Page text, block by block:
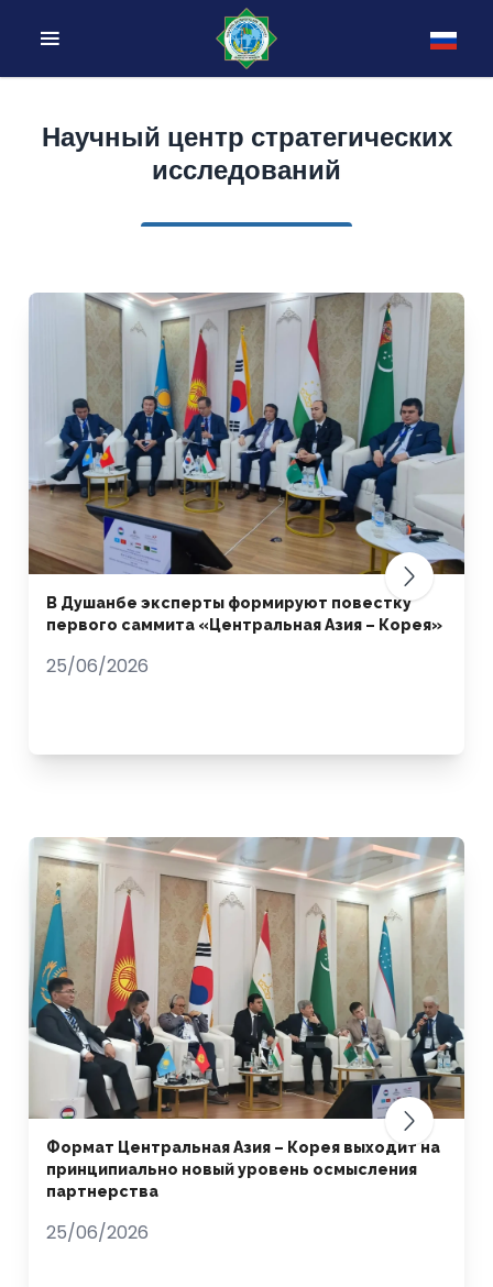
Научный центр стратегических
исследований
В Душанбе эксперты формируют повестку
первого саммита «Центральная Азия – Корея»
25/06/2026
Формат Центральная Азия – Корея выходит на
принципиально новый уровень осмысления
партнерства
25/06/2026